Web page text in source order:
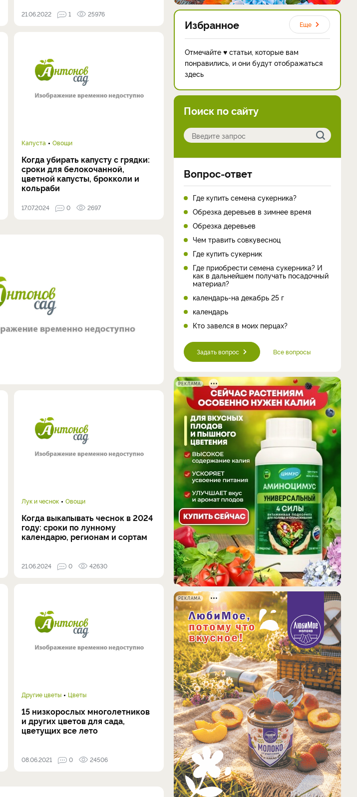
21.06.2022 1 25976
Капуста Овощи
Когда убирать капусту с грядки:
сроки для белокочанной,
цветной капусты, брокколи и
кольраби
17.07.2024 0 2697
Лук и чеснок Овощи
Когда выкапывать чеснок в 2024
году: сроки по лунному
календарю, регионам и сортам
21.06.2024 0 42630
Другие цветы Цветы
15 низкорослых многолетников
и других цветов для сада,
цветущих все лето
08.06.2021 0 24506
Избранное Еще
Отмечайте ♥ статьи, которые вам
понравились, и они будут отображаться
здесь
Поиск по сайту
Вопрос-ответ
Где купить семена сукерника?
Обрезка деревьев в зимнее время
Обрезка деревьев
Чем травить совкувесноц
Где купить сукерник
Где приобрести семена сукерника? И
как в дальнейшем получать посадочный
материал?
календарь-на декабрь 25 г
календарь
Кто завелся в моих перцах?
Задать вопрос Все вопросы
РЕКЛАМА
РЕКЛАМА